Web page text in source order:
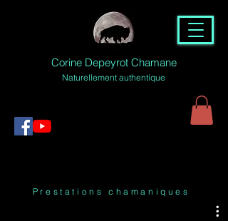
Corine Depeyrot Chamane
Naturellement authentique
Prestations chamaniques